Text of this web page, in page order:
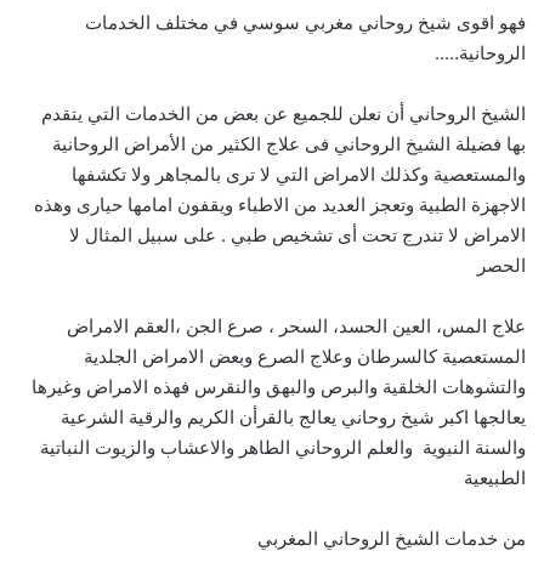
فهو اقوى شيخ روحاني مغربي سوسي في مختلف الخدمات
الروحانية…..
الشيخ الروحاني أن نعلن للجميع عن بعض من الخدمات التي يتقدم
بها فضيلة الشيخ الروحاني فى علاج الكثير من الأمراض الروحانية
والمستعصية وكذلك الامراض التي لا ترى بالمجاهر ولا تكشفها
الاجهزة الطبية وتعجز العديد من الاطباء ويقفون امامها حيارى وهذه
الامراض لا تندرج تحت أى تشخيص طبي . على سبيل المثال لا
الحصر
علاج المس، العين الحسد، السحر ، صرع الجن ،العقم الامراض
المستعصية كالسرطان وعلاج الصرع وبعض الامراض الجلدية
والتشوهات الخلقية والبرص والبهق والنقرس فهذه الامراض وغيرها
يعالجها اكبر شيخ روحاني يعالج بالقرأن الكريم والرقية الشرعية
والسنة النبوية والعلم الروحاني الطاهر والاعشاب والزيوت النباتية
الطبيعية
من خدمات الشيخ الروحاني المغربي